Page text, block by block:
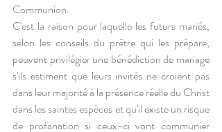
Communion.
C'est la raison pour laquelle les futurs mariés,
selon les conseils du prêtre qui les prépare,
peuvent privilégier une bénédiction de mariage
s'ils estiment que leurs invités ne croient pas
dans leur majorité à la présence réelle du Christ
dans les saintes espèces et qu'il existe un risque
de profanation si ceux-ci vont communier